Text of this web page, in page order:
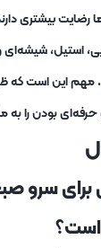
بیشتری
استیل،
مهم این است که
بودن را به
سرو
است؟